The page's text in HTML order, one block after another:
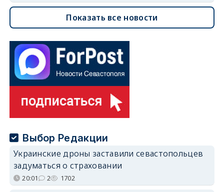
Показать все новости
Выбор Редакции
Украинские дроны заставили севастопольцев
задуматься о страховании
20:01 2 1702